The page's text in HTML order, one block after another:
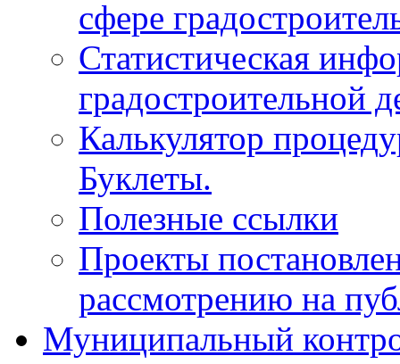
сфере
Статистическая
градостроительной
Калькулятор
Буклеты.
Полезные ссылки
Проекты
рассмотрению на
Муниципальный